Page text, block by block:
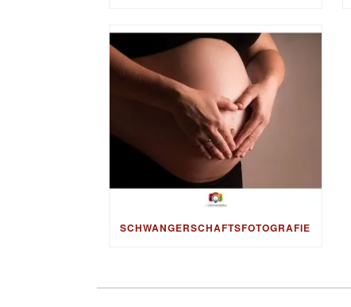
SCHWANGERSCHAFTSFOTOGRAFIE